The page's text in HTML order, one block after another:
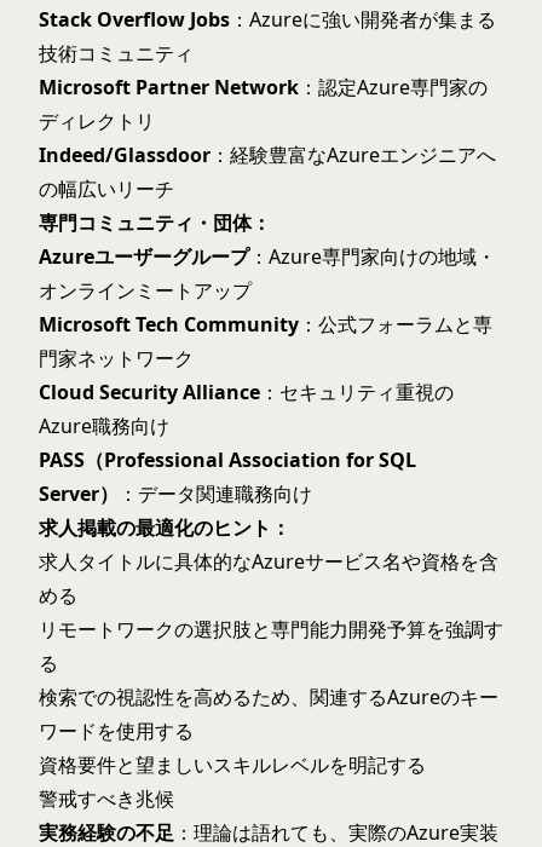
Stack Overflow Jobs ：Azureに強い開発者が集まる
技術コミュニティ
Microsoft Partner Network ：認定Azure専門家の
ディレクトリ
Indeed/Glassdoor ：経験豊富なAzureエンジニアへ
の幅広いリーチ
専門コミュニティ・団体：
Azureユーザーグループ：Azure専門家向けの地域・
オンラインミートアップ
Microsoft Tech Community ：公式フォーラムと専
門家ネットワーク
Cloud Security Alliance ：セキュリティ重視の
Azure職務向け
PASS（Professional Association for SQL
Server）
：データ関連職務向け
求人掲載の最適化のヒント：
求人タイトルに具体的なAzureサービス名や資格を含
める
リモートワークの選択肢と専門能力開発予算を強調す
る
検索での視認性を高めるため、関連するAzureのキー
ワードを使用する
資格要件と望ましいスキルレベルを明記する
警戒すべき兆候
実務経験の不足 ：理論は語れても、実際のAzure実装